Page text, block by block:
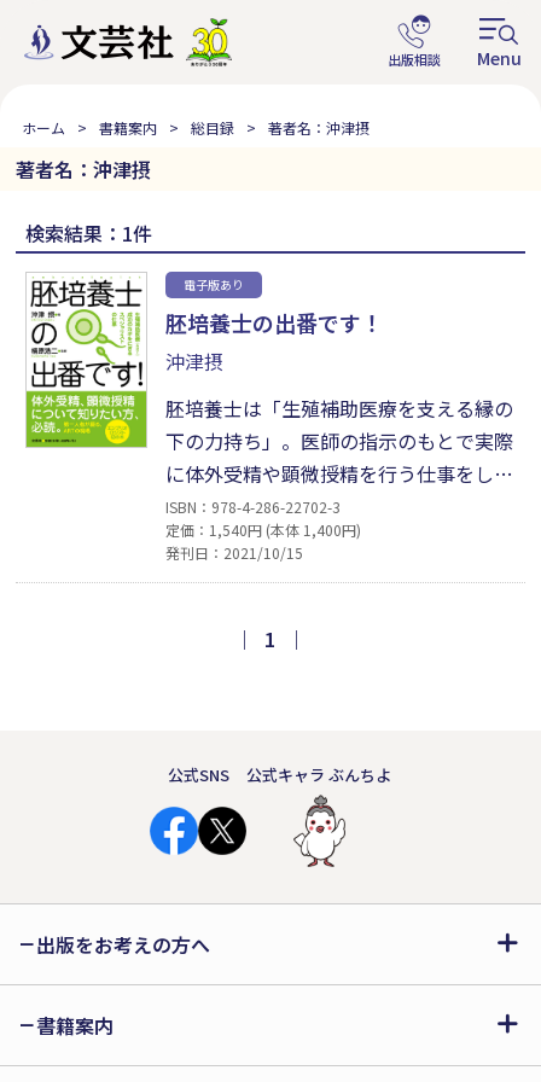
ホーム 書籍案内 総目録 著者名：沖津摂
著者名：沖津摂
検索結果：1件
電子版あり
胚培養士の出番です！
沖津摂
胚培養士は「生殖補助医療を支える縁の
下の力持ち」。医師の指示のもとで実際
に体外受精や顕微授精を行う仕事をして
います。本書では不妊治療の基礎知識か
ら、胚培養士目線のARTの現場、卵子や
精子、受精卵のことについて詳しくご説
迷っている方、実際に治療を始めたけれ
ISBN：978-4-286-22702-3
定価：1,540円 (本体 1,400円)
発刊日：2021/10/15
｜ 1 ｜
公式SNS 公式キャラ ぶんちよ
出版をお考えの方へ
書籍案内